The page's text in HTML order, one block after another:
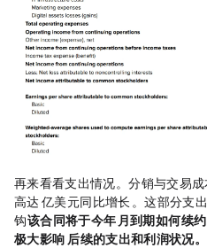
再来看看支出情况。分销与交易成本（Distribution and
高达 4.05 亿美元，同比增长 17%。这部分
钩，该合同将于今年 8 月到期，如何续
极大影响 Circle 后续的支出和利润状况。